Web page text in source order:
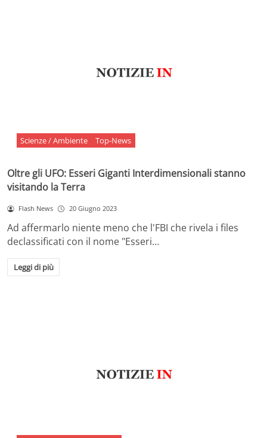
Scienze / Ambiente Top-News
Oltre gli UFO: Esseri Giganti Interdimensionali stanno
visitando la Terra
Flash News 20 Giugno 2023
Ad affermarlo niente meno che l'FBI che rivela i files
declassificati con il nome "Esseri…
Leggi di più